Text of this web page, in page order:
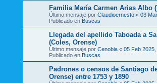
Familia María Carmen Arias Albo
Último mensaje por Claudioernesto « 03
Publicado en Buscas
Llegada del apellido Taboada a
(Coles, Orense)
Último mensaje por Cenobia « 05 Feb
Publicado en Buscas
Padrones o censos de Santiago
Orense) entre 1753 y 1890